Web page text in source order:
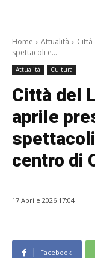
Home Attualità
spettacoli e...
Attualità Cultura
Città del
aprile
centro di
17 Aprile 2026 17:04
Facebook